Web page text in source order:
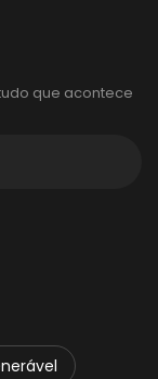
que acontece